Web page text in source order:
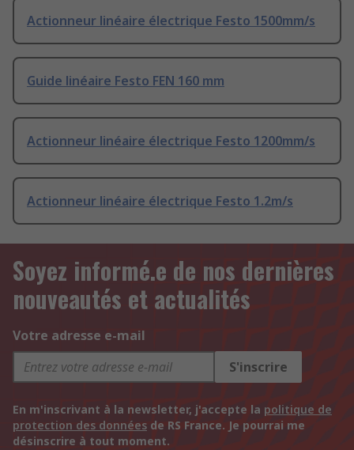
Actionneur linéaire électrique Festo 1500mm/s
Guide linéaire Festo FEN 160 mm
Actionneur linéaire électrique Festo 1200mm/s
Actionneur linéaire électrique Festo 1.2m/s
Soyez informé.e de nos dernières
nouveautés et actualités
Votre adresse e-mail
S'inscrire
En m'inscrivant à la newsletter, j'accepte la politique de
protection des données de RS France. Je pourrai me
désinscrire à tout moment.